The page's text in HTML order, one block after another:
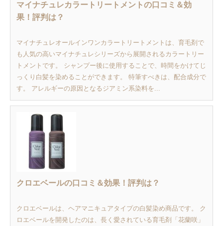
マイナチュレカラートリートメントの口コミ＆効
果！評判は？
マイナチュレオールインワンカラートリートメントは、育毛剤で
も人気の高いマイナチュレシリーズから展開されるカラートリー
トメントです。 シャンプー後に使用することで、時間をかけてじ
っくり白髪を染めることができます。 特筆すべきは、配合成分で
す。 アレルギーの原因となるジアミン系染料を...
クロエベールの口コミ＆効果！評判は？
クロエベールは、ヘアマニキュアタイプの白髪染め商品です。 ク
ロエベールを開発したのは、長く愛されている育毛剤「花蘭咲」